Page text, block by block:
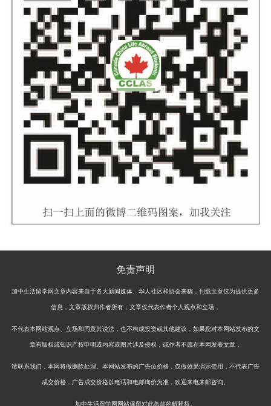
免责声明
加中生活留学网文章内容来自于各大新闻媒体、华人社区和协会来稿，刊载文章仅为提供更多
信息，文章版权归作者所有，文章仅代表作者个人观点和立场，
不代表本网站观点、立场和同意其说法，也不构成投资或其他建议，如果您对本网站发布的文
章有版权或知识产权申明或内容或图片涉及侵权，或作者不愿在本网发表文章，
请联系我们，本网将做删除处理。本网站发布的广告位价格，仅做效果演示使用，不代表广告
成交价格，广告成交价格以电话和电邮询价为准，欢迎来电来邮咨询。
加中生活留学网网站保留对此条款的解释权。